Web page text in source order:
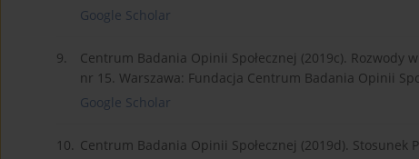
Google Scholar
9.
Centrum Badania Opinii Społecznej (2019c).
nr 15. Warszawa: Fundacja Centrum Badania Opinii
Google Scholar
10. Centrum Badania Opinii Społecznej (2019d).